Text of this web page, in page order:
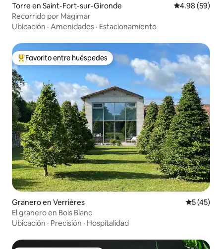
Torre en Saint-Fort-sur-Gironde Calificación
4.98 (59)
Recorrido por Magimar
Ubicación · Amenidades · Estacionamiento
De los mejores en Favorito entre huéspedes
Favorito entre huéspedes
Granero en Verrières
5 (45)
El granero en Bois Blanc
Ubicación · Precisión · Hospitalidad